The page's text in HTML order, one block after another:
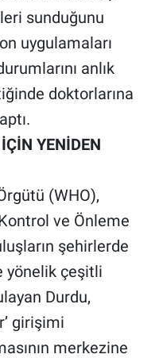
sunduğunu
uygulamaları
anlık
doktorlarına
YENİDEN
(WHO),
ve Önleme
şehirlerde
yönelik çeşitli
Durdu,
girişimi
merkezine